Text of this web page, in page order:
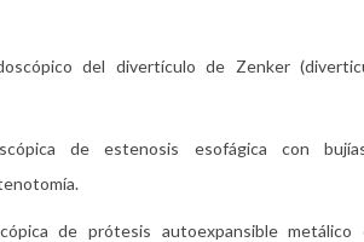
del divertículo de Zenker
de estenosis esofágica con
de prótesis autoexpansible metálico